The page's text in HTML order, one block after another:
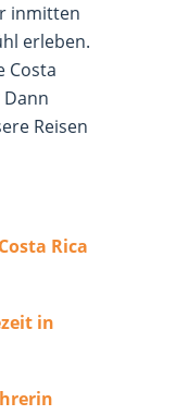
inmitten
erleben.
Costa
Dann
Reisen
Rica
in